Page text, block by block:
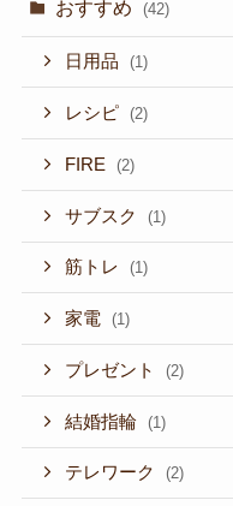
おすすめ (42)
日用品 (1)
レシピ (2)
FIRE (2)
サブスク (1)
筋トレ (1)
家電 (1)
プレゼント (2)
結婚指輪 (1)
テレワーク (2)